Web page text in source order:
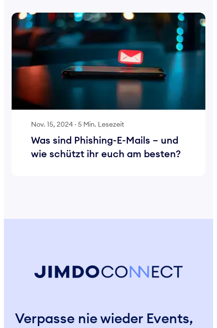
Nov. 15, 2024 · 5 Min. Lesezeit
Was sind Phishing-E-Mails – und
wie schützt ihr euch am besten?
Verpasse nie wieder Events,